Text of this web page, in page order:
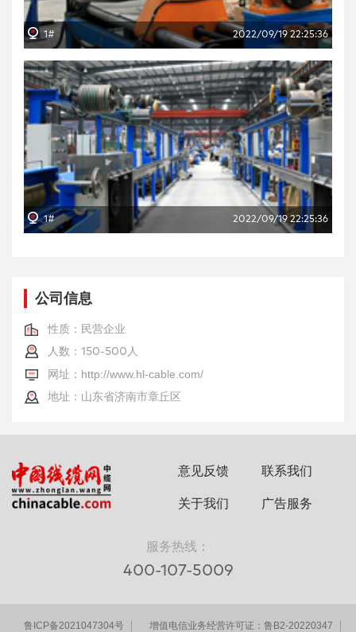
1# 2022/09/19 22:25:36
1# 2022/09/19 22:25:36
公司信息
性质：民营企业
人数： 150-500 人
网址： http://www.hl-cable.com/
地址：山东省济南市章丘区
意见反馈 联系我们
关于我们 广告服务
服务热线：
400-107-5009
鲁ICP备2021047304号 增值电信业务经营许可证：鲁B2-20220347